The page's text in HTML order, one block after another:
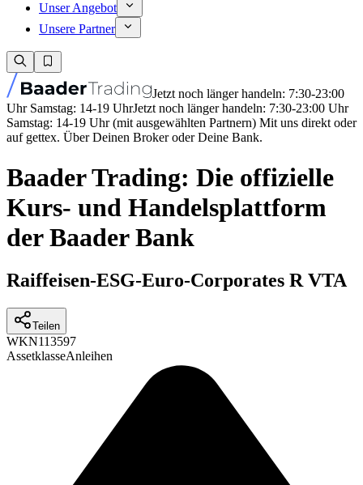
Unser Angebot
Unsere Partner
Jetzt noch länger handeln: 7:30-23:00
Uhr Samstag: 14-19 UhrJetzt noch länger handeln: 7:30-23:00 Uhr
Samstag: 14-19 Uhr (mit ausgewählten Partnern) Mit uns direkt oder
auf gettex. Über Deinen Broker oder Deine Bank.
Baader Trading: Die offizielle
Kurs- und Handelsplattform
der Baader Bank
Raiffeisen-ESG-Euro-Corporates R VTA
Teilen
WKN113597
AssetklasseAnleihen